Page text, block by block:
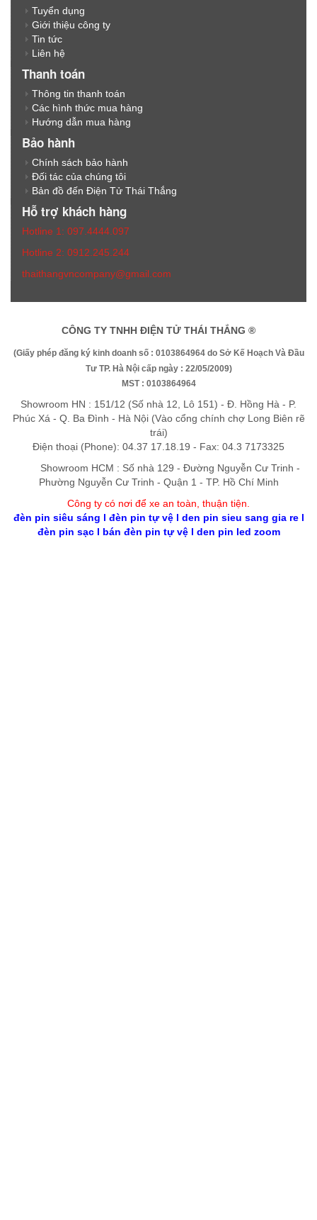
Tuyển dụng
Giới thiệu công ty
Tin tức
Liên hệ
Thanh toán
Thông tin thanh toán
Các hình thức mua hàng
Hướng dẫn mua hàng
Bảo hành
Chính sách bảo hành
Đối tác của chúng tôi
Bản đồ đến Điện Tử Thái Thắng
Hỗ trợ khách hàng
Hotline 1: 097.4444.097
Hotline 2: 0912.245.244
thaithangvncompany@gmail.com
CÔNG TY TNHH ĐIỆN TỬ THÁI THẮNG ®
(Giấy phép đăng ký kinh doanh số : 0103864964 do Sở Kế Hoạch Và Đầu
Tư TP. Hà Nội cấp ngày : 22/05/2009)
MST : 0103864964
Showroom HN : 151/12 (Số nhà 12, Lô 151) - Đ. Hồng Hà - P.
Phúc Xá - Q. Ba Đình - Hà Nội (Vào cổng chính chợ Long Biên rẽ
trái)
Điện thoại (Phone): 04.37 17.18.19 - Fax: 04.3 7173325
Showroom HCM : Số nhà 129 - Đường Nguyễn Cư Trinh -
Phường Nguyễn Cư Trinh - Quận 1 - TP. Hồ Chí Minh
Công ty có nơi để xe an toàn, thuận tiện
đèn pin siêu sáng l đèn pin tự vệl den pin sieu sang gia rel
đèn pin sạcl bán đèn pin tự vệl den pin led zoom